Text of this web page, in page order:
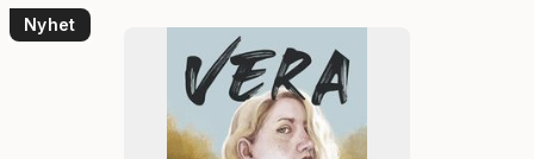
Nyhet